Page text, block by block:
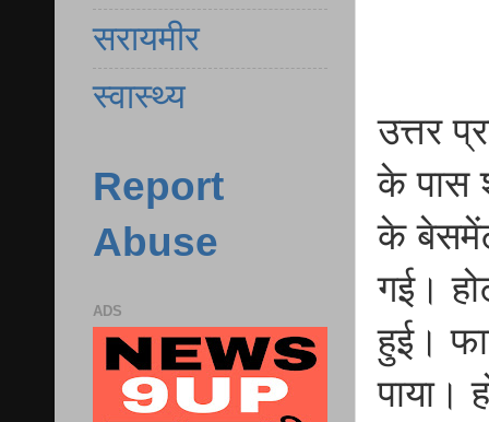
उत्तर
के पास
के
गई।
हुई।
पाया।
सरायमीर
स्वास्थ्य
Report
Abuse
ADS